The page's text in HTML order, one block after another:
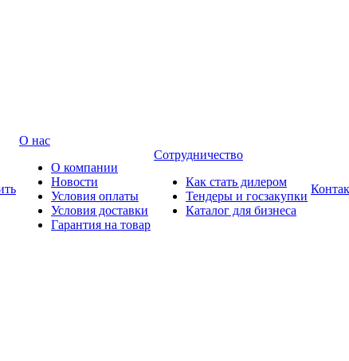
О нас
О компании
Новости
Условия оплаты
Условия доставки
Гарантия на товар
Сотрудничество
Как стать дилером
Тендеры и госзакупки
Каталог для бизнеса